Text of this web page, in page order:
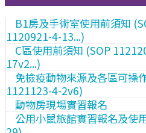
B1房及手術室使用前須知
1120921-4-13...)
C區使用前須知 (SOP
17v2...)
免檢疫動物來源及各區可操
1121123-4-2v6)
動物房現場實習報名
公用小鼠旅館實習報名及使